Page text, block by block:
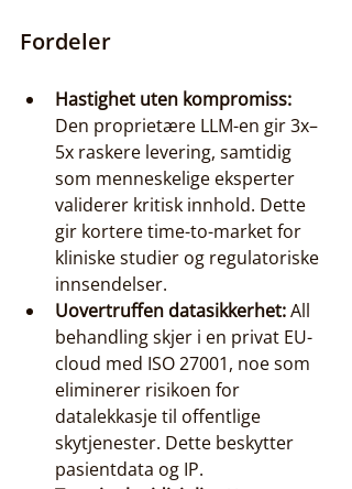
Fordeler
Hastighet uten kompromiss:
Den proprietære LLM-en gir 3x–
5x raskere levering, samtidig
som menneskelige eksperter
validerer kritisk innhold. Dette
gir kortere time-to-market for
kliniske studier og regulatoriske
innsendelser.
Uovertruffen datasikkerhet: All
behandling skjer i en privat EU-
cloud med ISO 27001, noe som
eliminerer risikoen for
datalekkasje til offentlige
skytjenester. Dette beskytter
pasientdata og IP.